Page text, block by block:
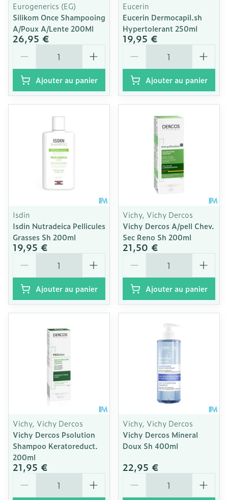
Eurogenerics (EG)
Silikom Once Shampooing
A/Poux A/Lente 200Ml
26,95 €
Ajouter au panier
Eucerin
Eucerin Dermocapil.sh
Hypertolerant 250ml
19,95 €
Ajouter au panier
Isdin
Isdin Nutradeica Pellicules
Grasses Sh 200ml
19,95 €
Ajouter au panier
Vichy, Vichy Dercos
Vichy Dercos A/pell Chev.
Sec Reno Sh 200ml
21,50 €
Ajouter au panier
Vichy, Vichy Dercos
Vichy Dercos Psolution
Shampoo Keratoreduct.
200ml
21,95 €
Vichy, Vichy Dercos
Vichy Dercos Mineral
Doux Sh 400ml
22,95 €